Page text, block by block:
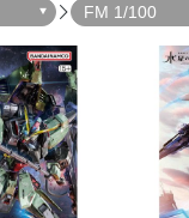
FM 1/100